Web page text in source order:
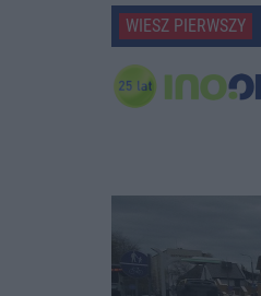
WIESZ PIERWSZY